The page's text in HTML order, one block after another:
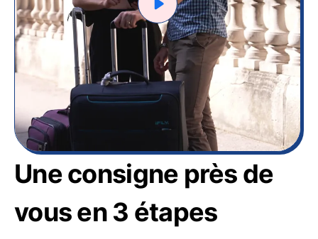
Une consigne près de
vous en 3 étapes